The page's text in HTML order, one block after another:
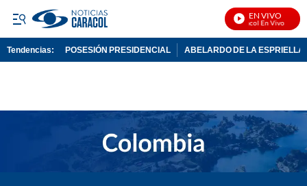
EN VIVO
Noticias Caracol En Vivo
Tendencias: POSESIÓN PRESIDENCIAL ABELARDO DE LA ESPRIELLA